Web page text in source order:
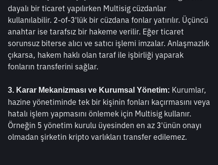
dayalı bir ticaret yapılırken Multisig cüzdanlar
kullanılabilir. 2-of-3'lük bir cüzdana fonlar yatırılır. Üçüncü
anahtar ise tarafsız bir hakeme verilir. Eğer ticaret
sorunsuz biterse alıcı ve satıcı işlemi imzalar. Anlaşmazlık
çıkarsa, hakem haklı olan taraf ile işbirliği yaparak
fonların transferini sağlar.
3. Karar Mekanizması ve Kurumsal Yönetim: Kurumlar,
hazine yönetiminde tek bir kişinin fonları kaçırmasını veya
hatalı işlem yapmasını önlemek için Multisig kullanır.
Örneğin 5 yönetim kurulu üyesinden en az 3'ünün onayı
olmadan şirketin kripto varlıkları transfer edilemez.